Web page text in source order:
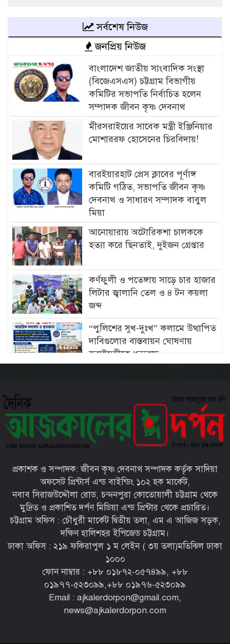
সর্বশেষ নিউজ
জনপ্রিয় নিউজ
বাংলাদেশ জাতীয় সাংবাদিক সংস্থা
(বিজেএসএস) চট্টগ্রাম বিভাগীয়
কমিটির সভাপতি নির্বাচিত হলেন
সম্পাদক জীবন কৃষ্ণ দেবনাথ
মীরসরাইয়ের সাবেক মন্ত্রী ইঞ্জিনিয়ার
মোশাররফ হোসেনের চিরবিদায়!
বারইয়ারহাট প্রেস ক্লাবের পূর্ণাঙ্গ
কমিটি গঠিত, সভাপতি জীবন কৃষ্ণ
দেবনাথ ও সাধারণ সম্পাদক বাবুল
মিয়া
আনোয়ারায় অটোরিকশা চালককে
হত্যা করে ছিনতাই, দুইজন গ্রেপ্তার
কর্ণফুলী ও পতেঙ্গায় সাড়ে চার হাজার
লিটার জ্বালানি তেল ও ৪ টন কয়লা
জব্দ
“পুলিশের সুখ-দুঃখ” কলামে উত্থাপিত
দাবিগুলোর বাস্তবায়ন ঘোষণায়
স্বরাষ্ট্রমন্ত্রীকে ধন্যবাদ
কন্যার বিবাহোত্তর অনুষ্ঠান সম্পন্ন
চট্টগ্রামের ইপিজেডে প্রকাশ্যে খোলা
বাজারে বিক্রি হচ্ছে মৃত দুর্গন্ধযুক্ত পচাঁ
মুরগি—প্রশাসনের নজরদারি জরুরী
চট্টগ্রামের মীরসরাইয়ে সড়ক দুর্ঘটনায়
দু’পা হারালো সাংবাদিক আবদুল
মান্নান রানা
সারা দেশে বৃক্ষরোপণ কর্মসূচি
জোরদারের নির্দেশ প্রধানমন্ত্রীর
প্রকাশক ও সম্পাদক: জীবন কৃষ্ণ দেবনাথ সম্পাদক কর্তৃক সাদিয়া
অফসেট প্রিন্টার্স এন্ড বাইন্ডিং ১০২ হক মার্কেট,
নবাব সিরাজউদ্দৌলা রোড, চন্দনপুরা কোতোয়ালী চট্টগ্রাম থেকে
মুদ্রিত ও প্রকাশিত দর্পণ মিডিয়া এন্ড প্রিন্টার থেকে প্রচারিত।
চট্টগ্রাম অফিস : চৌধুরী মার্কেট দ্বিতীয় তলা, এম এ আজিজ সড়ক,
দক্ষিণ হালিশহর ইপিজেড চট্টগ্রাম।
ঢাকা অফিস : ২১৯ ফকিরাপুল ১ ম লেইন ( ৩য় তলা)মতিঝিল ঢাকা
১০০০
ফোন নাম্বার : ‪+৮৮ ০১৮৭২-০৫৭৪৯৯‬, ‪+৮৮
০১৯৭৭-৫২৩০৯৯‬,‪+৮৮ ০১৯৭৬-৫২৩০৯৯‬
Email : ajkalerdorpon@gmail.com,
news@ajkalerdorpon.com